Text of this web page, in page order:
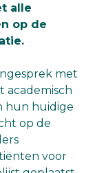
alle
op de
met
academisch
hun huidige
op de
voor